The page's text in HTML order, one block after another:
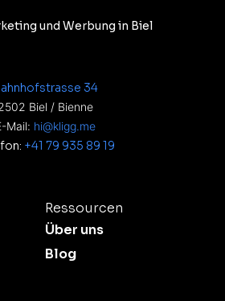
und Werbung in Biel
34
Biel / Bienne
Mail: hi@kligg.me
+41 79 935 89 19
Ressourcen
Über uns
Blog